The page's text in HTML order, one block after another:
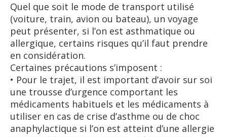
Quel que soit le mode de transport utilisé
(voiture, train, avion ou bateau), un voyage
peut présenter, si l’on est asthmatique ou
allergique, certains risques qu’il faut prendre
en considération.
Certaines précautions s’imposent :
• Pour le trajet, il est important d’avoir sur soi
une trousse d’urgence comportant les
médicaments habituels et les médicaments à
utiliser en cas de crise d’asthme ou de choc
anaphylactique si l’on est atteint d’une allergie